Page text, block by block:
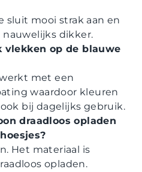
sluit mooi strak aan en
dikker.
op de blauwe
met een
waardoor kleuren
bij dagelijks gebruik.
draadloos opladen
Het materiaal is
opladen.